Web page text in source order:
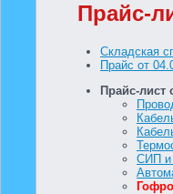
Прайс-
Складская
Прайс от
Прайс-лист
СИП и